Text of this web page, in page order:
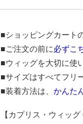
■ショッピングカート
■ご注文の前に必ずこ
■ウィッグを大切に使
■サイズはすべてフリ
■装着方法は、かんた
【カプリス・ウィッグ